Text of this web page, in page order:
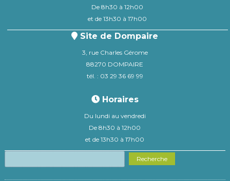
De 8h30 à 12h00
et de 13h30 à 17h00
Site de Dompaire
3, rue Charles Gérome
88270 DOMPAIRE
tél. : 03 29 36 69 99
Horaires
Du lundi au vendredi
De 8h30 à 12h00
et de 13h30 à 17h00
Recherche